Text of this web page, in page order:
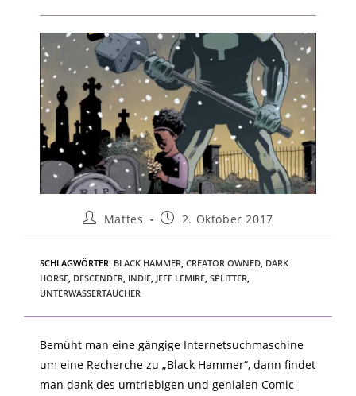
Mattes 2. Oktober 2017
SCHLAGWÖRTER: BLACK HAMMER, CREATOR OWNED, DARK
HORSE, DESCENDER, INDIE, JEFF LEMIRE, SPLITTER,
UNTERWASSERTAUCHER
Bemüht man eine gängige Internetsuchmaschine
um eine Recherche zu „Black Hammer“, dann findet
man dank des umtriebigen und genialen Comic-